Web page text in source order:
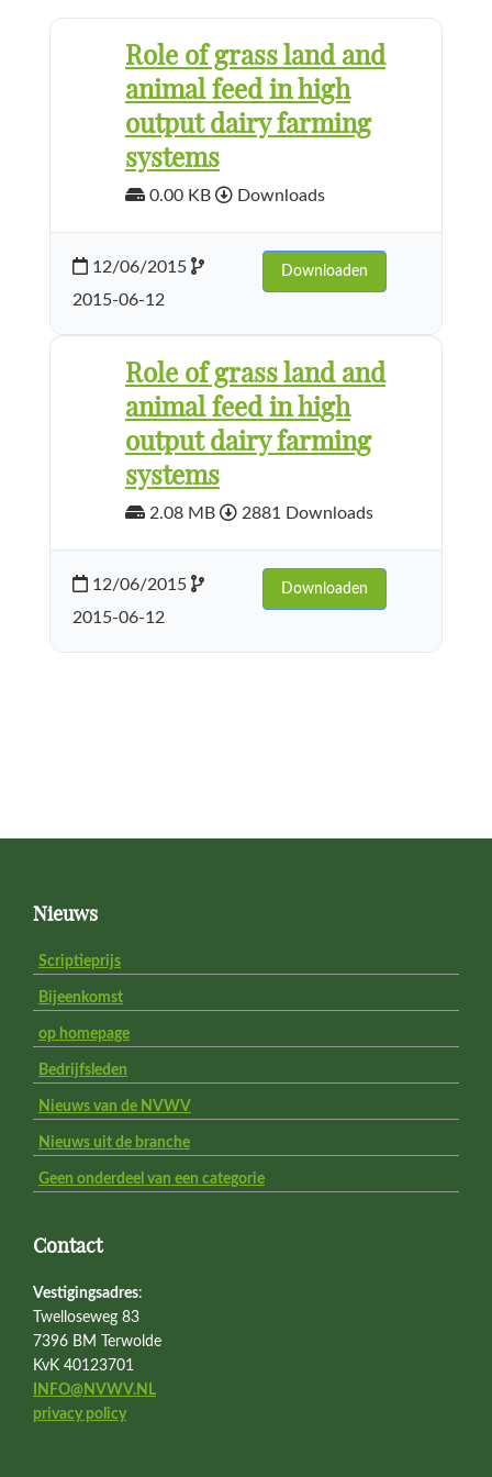
Role of grass land and
animal feed in high
output dairy farming
systems
0.00 KB Downloads
12/06/2015
2015-06-12
Downloaden
Role of grass land and
animal feed in high
output dairy farming
systems
2.08 MB 2881 Downloads
12/06/2015
2015-06-12
Downloaden
FooterNieuws
Scriptieprijs
Bijeenkomst
op homepage
Bedrijfsleden
Nieuws van de NVWV
Nieuws uit de branche
Geen onderdeel van een categorie
Contact
Vestigingsadres:
Twelloseweg 83
7396 BM Terwolde
KvK 40123701
INFO@NVWV.NL
privacy policy